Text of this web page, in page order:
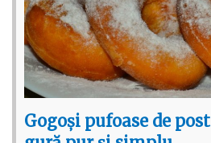
Gogoși pufoase de